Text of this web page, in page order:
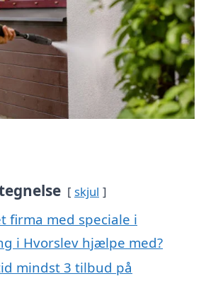
skjul
firma med speciale i
i Hvorslev hjælpe med?
mindst 3 tilbud på